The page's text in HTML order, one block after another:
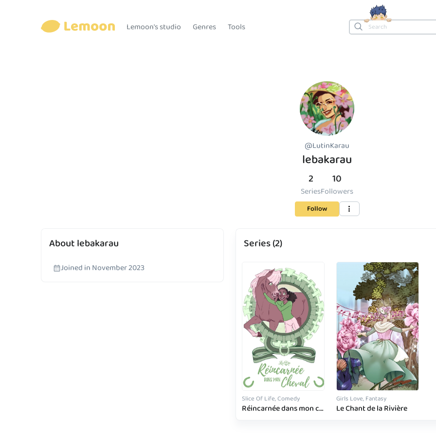
Lemoon's studio Genres Tools
@LutinKarau
lebakarau
2
Series
10
Followers
Follow
About lebakarau
Joined in November 2023
Series (2)
Slice Of Life, Comedy
Réincarnée dans mon cheval
Girls Love, Fantasy
Le Chant de la Rivière